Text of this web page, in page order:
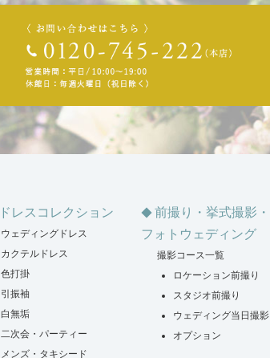
ドレスコレクション
ウェディングドレス
カクテルドレス
色打掛
引振袖
白無垢
二次会・パーティー
メンズ・タキシード
前撮り・挙式撮影・
フォトウェディング
撮影コース一覧
ロケーション前撮り
スタジオ前撮り
ウェディング当日撮影
オプション